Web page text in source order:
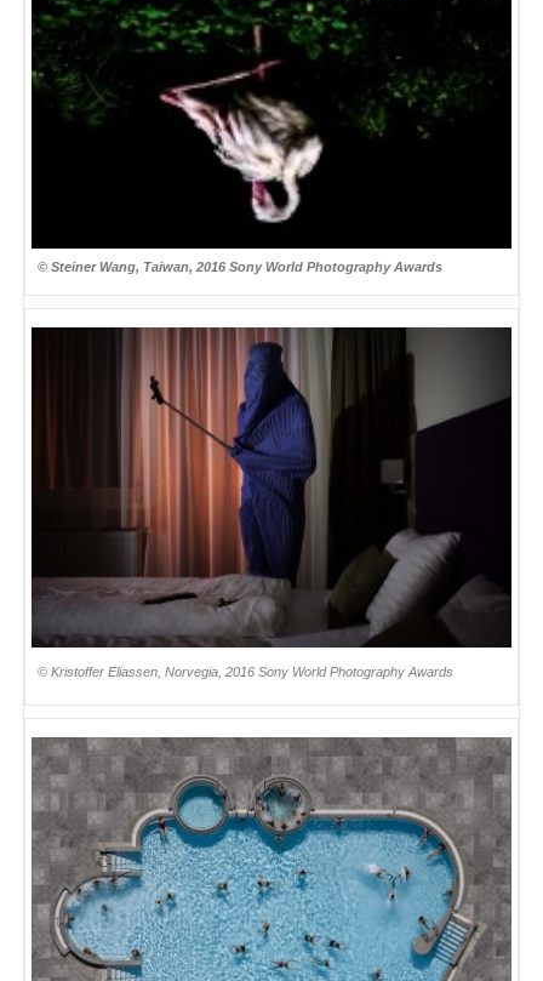
© Steiner Wang, Taiwan, 2016 Sony World Photography Awards
© Kristoffer Eliassen, Norvegia, 2016 Sony World Photography Awards